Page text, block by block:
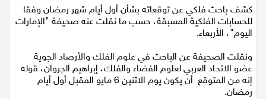
عرابة
اخبار عالمية
رياضة
كشف باحث فلكي عن توقعاته بشأن أول أيام شهر رمضان وفقا
للحسابات الفلكية المسبقة، حسب ما نقلت عنه صحيفة "الإمارات
اليوم"، الأربعاء.
ونقلت الصحيفة عن الباحث في علوم الفلك والأرصاد الجوية
عضو الاتحاد العربي لعلوم الفضاء والفلك، إبراهيم الجروان، قوله
إنه من المتوقع أن يكون يوم الاثنين 6 مايو المقبل أول أيام
رمضان.